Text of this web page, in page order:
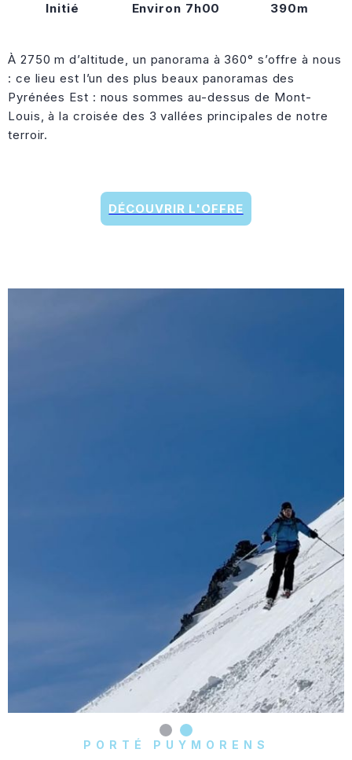
Initié Environ 7h00 390m
À 2750 m d’altitude, un panorama à 360° s’offre à nous
: ce lieu est l’un des plus beaux panoramas des
Pyrénées Est : nous sommes au-dessus de Mont-
Louis, à la croisée des 3 vallées principales de notre
terroir.
DÉCOUVRIR L'OFFRE
PORTÉ PUYMORENS